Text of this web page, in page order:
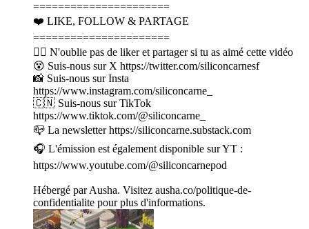
======================
❤️ LIKE, FOLLOW & PARTAGE
======================
👍🏽 N'oublie pas de liker et partager si tu as aimé cette vidéo
😵 Suis-nous sur X https://twitter.com/siliconcarnesf
📸 Suis-nous sur Insta
https://www.instagram.com/siliconcarne_
🇨🇳 Suis-nous sur TikTok
https://www.tiktok.com/@siliconcarne_
📪 La newsletter https://siliconcarne.substack.com
🎧 L'émission est également disponible sur YT :
https://www.youtube.com/@siliconcarnepod
Hébergé par Ausha. Visitez ausha.co/politique-de-
confidentialite pour plus d'informations.